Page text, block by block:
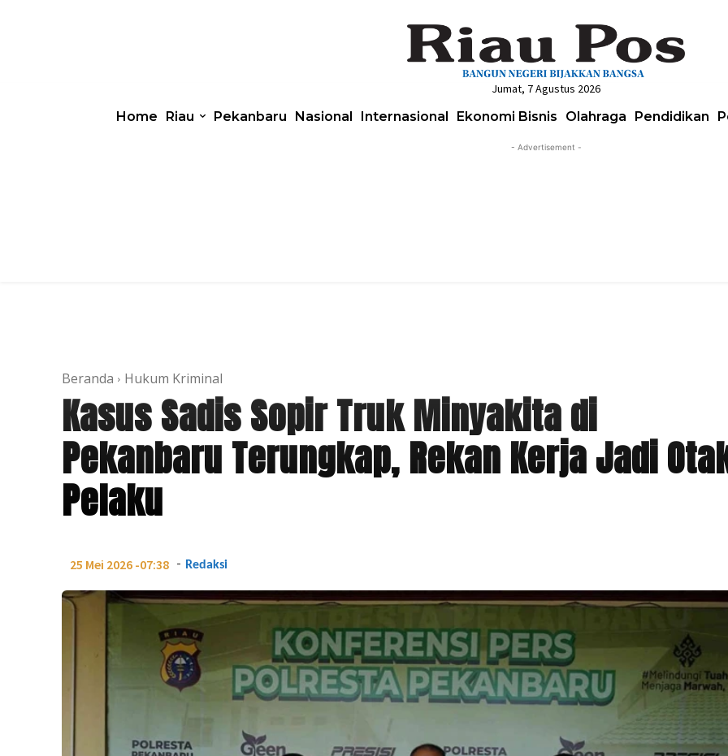
Jumat, 7 Agustus 2026
Home Riau Pekanbaru Nasional Internasional Ekonomi Bisnis Olahraga Pendidikan
- Advertisement -
Beranda Hukum Kriminal
Kasus Sadis Sopir Truk Minyakita di
Pekanbaru Terungkap, Rekan Kerja Jadi
Pelaku
25 Mei 2026 -07:38 - Redaksi